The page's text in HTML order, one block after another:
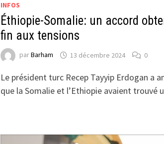
INFOS
Éthiopie-Somalie: un accord
fin aux tensions
parBarham 13 décembre 2024 0
Le président turc Recep Tayyip Erdogan a
que la Somalie et l’Ethiopie avaient